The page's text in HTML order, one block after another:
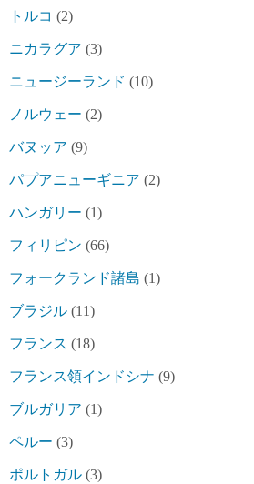
トルコ (2)
ニカラグア (3)
ニュージーランド (10)
ノルウェー (2)
バヌッア (9)
パプアニューギニア (2)
ハンガリー (1)
フィリピン (66)
フォークランド諸島 (1)
ブラジル (11)
フランス (18)
フランス領インドシナ (9)
ブルガリア (1)
ペルー (3)
ポルトガル (3)